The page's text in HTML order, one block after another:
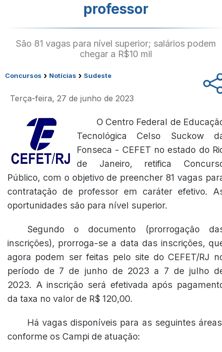
professor
São 81 vagas para nível superior; salários podem
chegar a R$10 mil
Concursos › Notícias › Sudeste
Terça-feira, 27 de junho de 2023
O Centro Federal de
Tecnológica Celso Suckow
Fonseca - CEFET no estado do
de Janeiro, retifica
Público, com o objetivo de preencher 81 vagas
contratação de professor em caráter efetivo.
oportunidades são para nível superior.
Segundo o documento (prorrogação
inscrições), prorroga-se a data das inscrições,
agora podem ser feitas pelo site do CEFET/RJ
período de 7 de junho de 2023 a 7 de julho
2023. A inscrição será efetivada após
da taxa no valor de R$ 120,00.
Há vagas disponíveis para as seguintes
conforme os Campi de atuação: